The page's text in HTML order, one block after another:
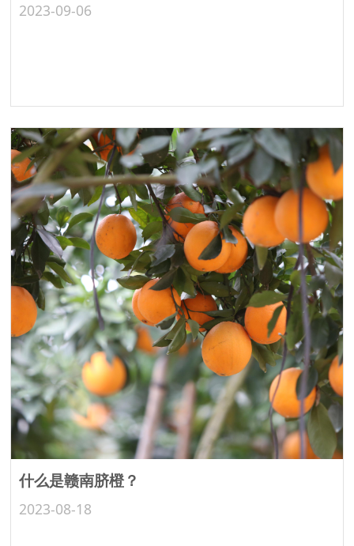
2023-09-06
什么是赣南脐橙？
2023-08-18